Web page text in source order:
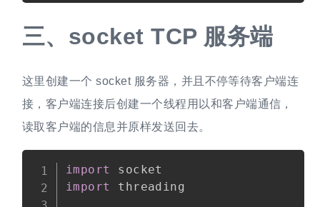
三、 socket TCP 服务端
这里创建一个 socket 服务器，并且不停等待客户端连
接，客户端连接后创建一个线程用以和客户端通信，
读取客户端的信息并原样发送回去。
import
import
threading